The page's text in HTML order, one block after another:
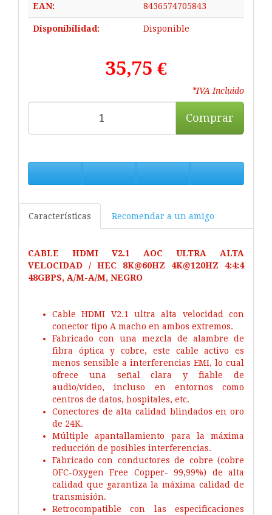
EAN: 8436574705843
Disponibilidad: Disponible
35,75 €
*IVA Incluido
Comprar
Características Recomendar a un amigo
CABLE HDMI V2.1 AOC ULTRA ALTA
VELOCIDAD / HEC 8K@60HZ 4K@120HZ 4:4:4
48GBPS, A/M-A/M, NEGRO
Cable HDMI V2.1 ultra alta velocidad con
conector tipo A macho en ambos extremos.
Fabricado con una mezcla de alambre de
fibra óptica y cobre, este cable activo es
menos sensible a interferencias EMI, lo cual
ofrece una señal clara y fiable de
audio/vídeo, incluso en entornos como
centros de datos, hospitales, etc.
Conectores de alta calidad blindados en oro
de 24K.
Múltiple apantallamiento para la máxima
reducción de posibles interferencias.
Fabricado con conductores de cobre (cobre
OFC-Oxygen Free Copper- 99,99%) de alta
calidad que garantiza la máxima calidad de
transmisión.
Retrocompatible con las especificaciones